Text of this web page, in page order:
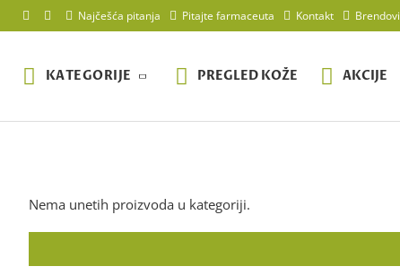
Najčešća pitanja Pitajte farmaceuta Kontakt Brendovi
KATEGORIJE PREGLED KOŽE AKCIJE
Nema unetih proizvoda u kategoriji.